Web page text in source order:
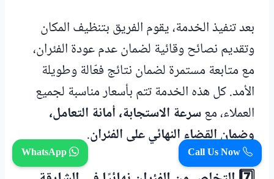
بعد تنفيذ الخدمة، يقوم الفريق بتنظيف المكان
وتقديم نصائح وقائية لضمان عدم عودة الفئران،
مع متابعة مستمرة لضمان نتائج فعّالة وطويلة
الأمد. كل هذه الخدمة تتم بأسعار مناسبة لجميع
العملاء، معسرعة الاستجابة، أمانة التعامل،
وضمان القضاء النهائي على الفئران.